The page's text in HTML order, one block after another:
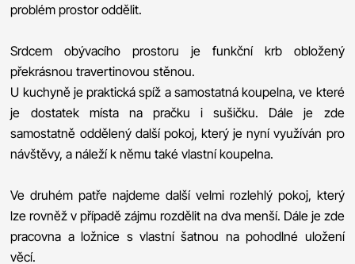
problém prostor oddělit.
Srdcem obývacího prostoru je funkční krb obložený
překrásnou travertinovou stěnou.
U kuchyně je praktická spíž a samostatná koupelna, ve které
je dostatek místa na pračku i sušičku. Dále je zde
samostatně oddělený další pokoj, který je nyní využíván pro
návštěvy, a náleží k němu také vlastní koupelna.
Ve druhém patře najdeme další velmi rozlehlý pokoj, který
lze rovněž v případě zájmu rozdělit na dva menší. Dále je zde
pracovna a ložnice s vlastní šatnou na pohodlné uložení
věcí.